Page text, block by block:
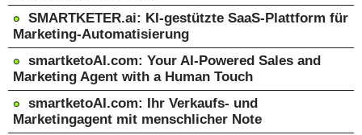
SMARTKETER.ai: KI-gestützte SaaS-Plattform für
Marketing-Automatisierung
smartketoAI.com: Your AI-Powered Sales and
Marketing Agent with a Human Touch
smartketoAI.com: Ihr Verkaufs- und
Marketingagent mit menschlicher Note